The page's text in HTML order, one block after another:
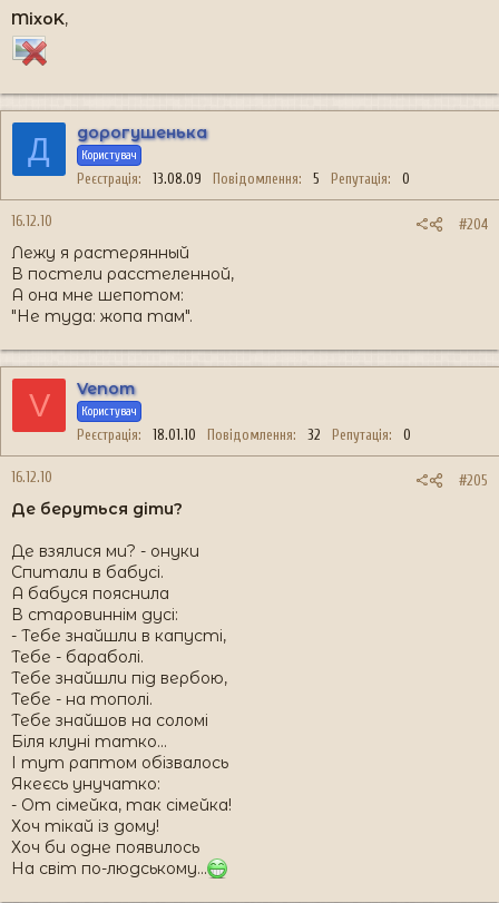
MixoK,
Д дорогушенька
Користувач
Реєстрація 13.08.09 Повідомлення 5 Репутація 0
16.12.10 #204
Лежу я растерянный
В постели расстеленной,
А она мне шепотом:
"Не туда: жопа там".
V Venom
Користувач
Реєстрація 18.01.10 Повідомлення 32 Репутація 0
16.12.10 #205
Де беруться діти?
Де взялися ми? - онуки
Спитали в бабусі.
А бабуся пояснила
В старовиннім дусі:
- Тебе знайшли в капусті,
Тебе - бараболі.
Тебе знайшли під вербою,
Тебе - на тополі.
Тебе знайшов на соломі
Біля клуні татко...
І тут раптом обізвалось
Якеєсь унучатко:
- От сімейка, так сімейка!
Хоч тікай із дому!
Хоч би одне появилось
На світ по-людському...